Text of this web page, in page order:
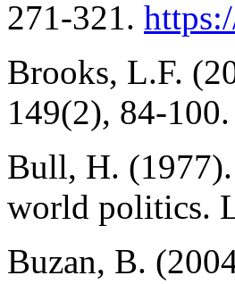
271-321.
Brooks, L.F.
149(2), 84-100.
Bull, H.
world politics.
Buzan, B.